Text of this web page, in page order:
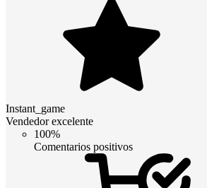
Instant_game
Vendedor excelente
100%
Comentarios positivos